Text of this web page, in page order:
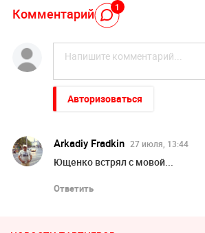
Комментарий 1
Авторизоваться
Arkadiy Fradkin 27 июля, 13:44
Ющенко встрял с мовой...
Ответить